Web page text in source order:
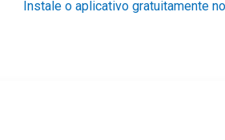
Instale o aplicativo gratuitamente